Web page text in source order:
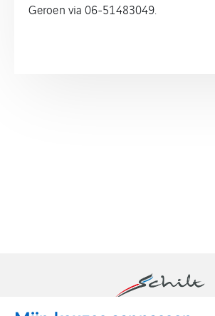
Geroen via 06-51483049.